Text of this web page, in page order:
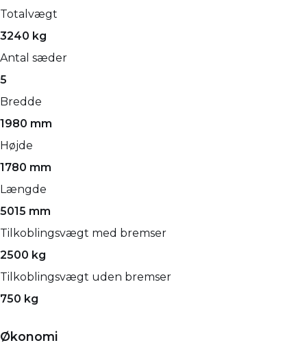
Totalvægt
3240 kg
Antal sæder
5
Bredde
1980 mm
Højde
1780 mm
Længde
5015 mm
Tilkoblingsvægt med bremser
2500 kg
Tilkoblingsvægt uden bremser
750 kg
Økonomi